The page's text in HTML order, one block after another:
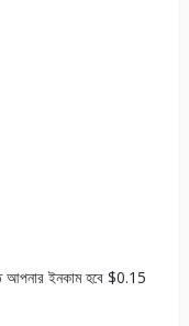
আপনার ইনকাম হবে $0.15